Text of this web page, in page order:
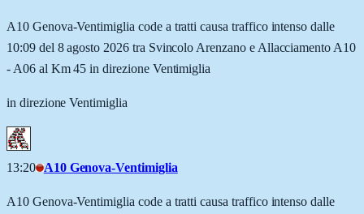
A10 Genova-Ventimiglia code a tratti causa traffico intenso dalle
10:09 del 8 agosto 2026 tra Svincolo Arenzano e Allacciamento A10
- A06 al Km 45 in direzione Ventimiglia
in direzione Ventimiglia
13:20 A10 Genova-Ventimiglia
A10 Genova-Ventimiglia code a tratti causa traffico intenso dalle